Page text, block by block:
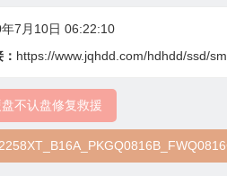
7月10日 06:22:10
https://www.jqhdd.com/hdhdd/ssd/
不认盘修复救援